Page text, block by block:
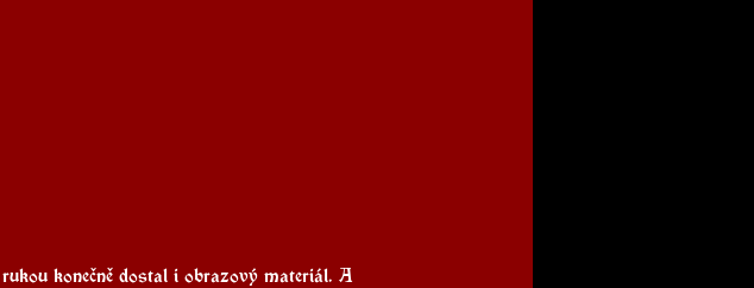
konečně dostal i obrazový materiál. A